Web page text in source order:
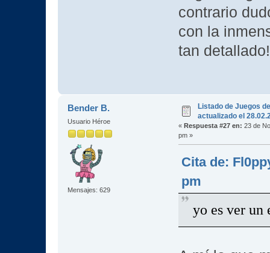
contrario
con la
tan
Bender B.
Usuario Héroe
Mensajes: 629
Listado de Juegos
actualizado el
« Respuesta #27 en: 23 de
pm »
Cita de:
pm
yo es ver un